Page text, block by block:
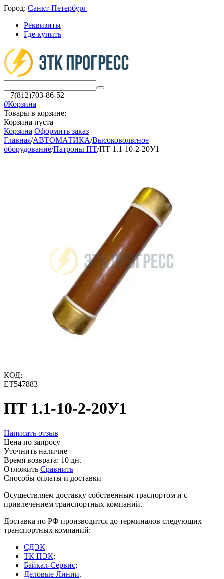
Город: Санкт-Петербург
Реквизиты
Где купить
+7(812)703-86-52
0Корзина
Товары в корзине:
Корзина пуста
Корзина Оформить заказ
Главная/АВТОМАТИКА/Высоковольтное
оборудование/Патроны ПТ/ПТ 1.1-10-2-20У1
КОД:
ET547883
ПТ 1.1-10-2-20У1
Написать отзыв
Цена по запросу
Уточнить наличие
Время возврата: 10 дн.
Отложить Сравнить
Способы оплаты и доставки
Осуществляем доставку собственным траспортом и с
привлечением транспортных компаний.
Доставка по РФ производится до терминалов следующих
транспортных компаний:
СДЭК
ТК ПЭК;
Байкал-Сервис;
Деловые Линии.